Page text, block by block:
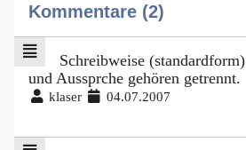
Kommentare (2)
Schreibweise (standardform)
und Aussprche gehören getrennt.
klaser 04.07.2007